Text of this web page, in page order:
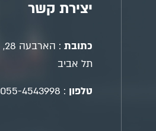
יצירת קשר
כתובת
: הארבעה 28,
תל אביב
טלפון :
055-4543998